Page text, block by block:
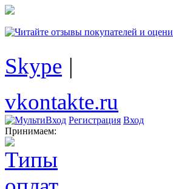
Skype |
vkontakte.ru
Регистрация Вход
Принимаем: